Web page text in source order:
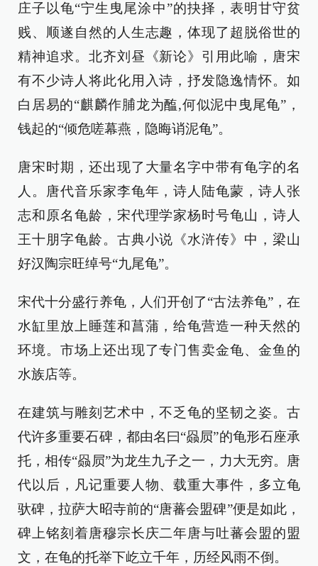
庄子以龟“宁生曳尾涂中”的抉择，表明甘守贫
贱、顺遂自然的人生志趣，体现了超脱俗世的
精神追求。北齐刘昼《新论》引用此喻，唐宋
有不少诗人将此化用入诗，抒发隐逸情怀。如
白居易的“麒麟作脯龙为醢,何似泥中曳尾龟”，
钱起的“倾危嗟幕燕，隐晦诮泥龟”。
唐宋时期，还出现了大量名字中带有龟字的名
人。唐代音乐家李龟年，诗人陆龟蒙，诗人张
志和原名龟龄，宋代理学家杨时号龟山，诗人
王十朋字龟龄。古典小说《水浒传》中，梁山
好汉陶宗旺绰号“九尾龟”。
宋代十分盛行养龟，人们开创了“古法养龟”，在
水缸里放上睡莲和菖蒲，给龟营造一种天然的
环境。市场上还出现了专门售卖金龟、金鱼的
水族店等。
在建筑与雕刻艺术中，不乏龟的坚韧之姿。古
代许多重要石碑，都由名曰“赑屃”的龟形石座承
托，相传“赑屃”为龙生九子之一，力大无穷。唐
代以后，凡记重要人物、载重大事件，多立龟
驮碑，拉萨大昭寺前的“唐蕃会盟碑”便是如此，
碑上铭刻着唐穆宗长庆二年唐与吐蕃会盟的盟
文，在龟的托举下屹立千年，历经风雨不倒。